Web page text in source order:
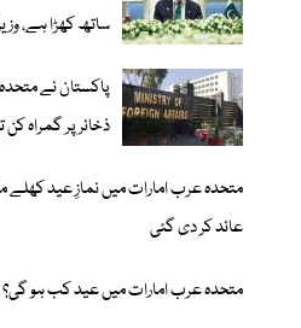
ساتھ کھڑا ہے،
پاکستان نے
ذخائر پر گمراہ
متحدہ عرب امارات میں نمازِ عید کھلے
عائد کر دی گئی
متحدہ عرب امارات میں عید کب ہو گی؟